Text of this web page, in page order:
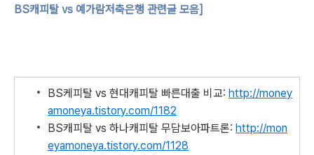
BS캐피탈 vs 예가람저축은행 관련글 모음]
BS케피탈 vs 현대캐피탈 빠른대출 비교: http://money
amoneya.tistory.com/1182
BS캐피탈 vs 하나캐피탈 무담보아파트론: http://mon
eyamoneya.tistory.com/1128